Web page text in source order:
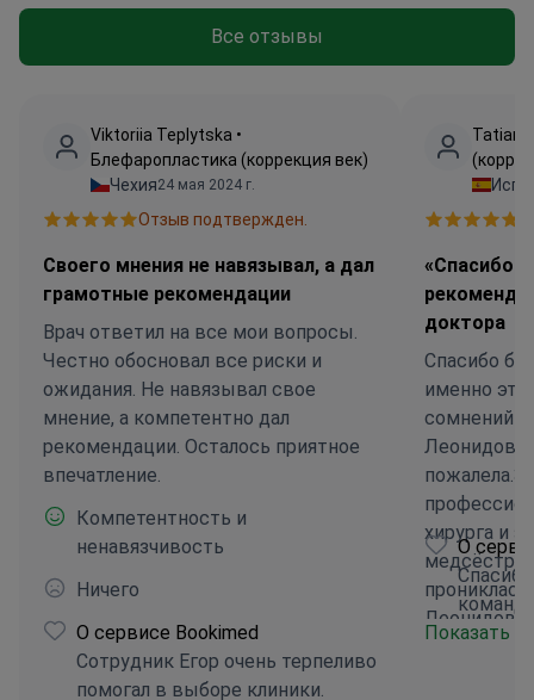
Все отзывы
Viktoriia Teplytska •
Блефаропластика (коррекция век)
Чехия24 мая 2024 г.
Отзыв подтвержден.
Своего мнения не навязывал, а дал
грамотные рекомендации
Врач ответил на все мои вопросы.
Честно обосновал все риски и
ожидания. Не навязывал свое
мнение, а компетентно дал
рекомендации. Осталось приятное
впечатление.
Компетентность и
ненавязчивость
Ничего
О сервисе Bookimed
Сотрудник Егор очень терпеливо
помогал в выборе клиники.
Tatiana
«Спасибо
доктора
Спасибо
именно
сомнений
хирурга и
О
Показать